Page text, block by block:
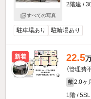
すべての写真
2階建 /
駐車場あり 駐輪場あり
新着 22.5
（管理費
敷 2.0ヶ
1階 /